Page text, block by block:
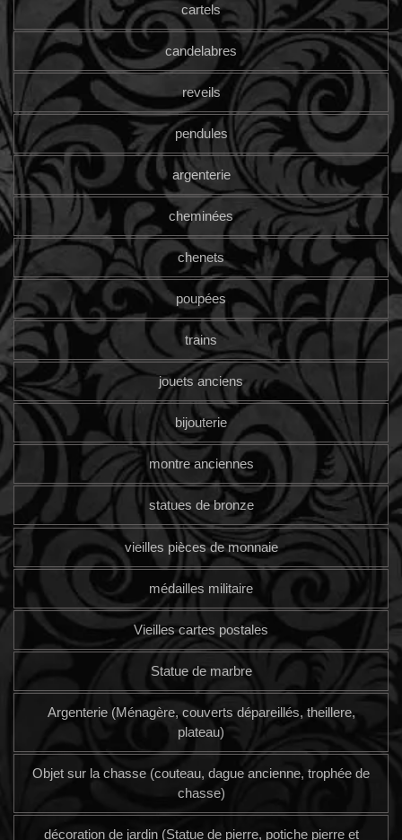
cartels
candelabres
reveils
pendules
argenterie
cheminées
chenets
poupées
trains
jouets anciens
bijouterie
montre anciennes
statues de bronze
vieilles pièces de monnaie
médailles militaire
Vieilles cartes postales
Statue de marbre
Argenterie (Ménagère, couverts dépareillés, theillere,
plateau)
Objet sur la chasse (couteau, dague ancienne, trophée de
chasse)
décoration de jardin (Statue de pierre, potiche pierre et